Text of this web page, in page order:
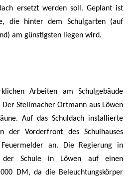
ersetzt werden soll. Geplant ist
die hinter dem Schulgarten (auf
am günstigsten liegen wird.
Arbeiten am Schulgebäude
Stellmacher Ortmann aus Löwen
Auf das Schuldach installierte
der Vorderfront des Schulhauses
an. Die Regierung in
der Schule in Löwen auf einen
DM, da die Beleuchtungskörper